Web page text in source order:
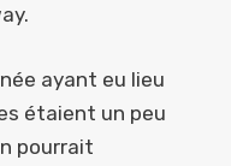
ayant eu lieu
étaient un peu
pourrait